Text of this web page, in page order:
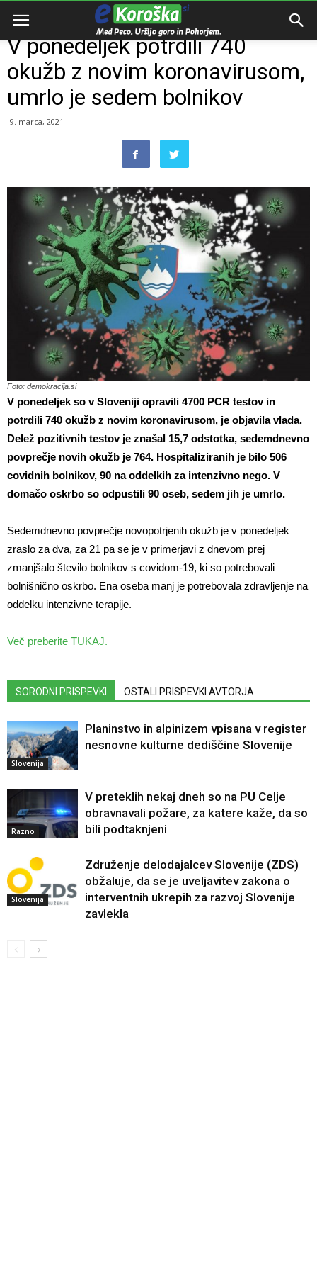
Domov
V ponedeljek potrdili 740
okužb z novim koronavirusom,
umrlo je sedem bolnikov
9. marca, 2021
Foto: demokracija.si
V ponedeljek so v Sloveniji opravili 4700 PCR testov in
potrdili 740 okužb z novim koronavirusom, je objavila vlada.
Delež pozitivnih testov je znašal 15,7 odstotka, sedemdnevno
povprečje novih okužb je 764. Hospitaliziranih je bilo 506
covidnih bolnikov, 90 na oddelkih za intenzivno nego. V
domačo oskrbo so odpustili 90 oseb, sedem jih je umrlo.
Sedemdnevno povprečje novopotrjenih okužb je v ponedeljek
zraslo za dva, za 21 pa se je v primerjavi z dnevom prej
zmanjšalo število bolnikov s covidom-19, ki so potrebovali
bolnišnično oskrbo. Ena oseba manj je potrebovala zdravljenje na
oddelku intenzivne terapije.
Več preberite TUKAJ.
SORODNI PRISPEVKI OSTALI PRISPEVKI AVTORJA
Slovenija
Planinstvo in alpinizem vpisana v register
nesnovne kulturne dediščine Slovenije
Razno
V preteklih nekaj dneh so na PU Celje
obravnavali požare, za katere kaže, da so
bili podtaknjeni
Slovenija
Združenje delodajalcev Slovenije (ZDS)
obžaluje, da se je uveljavitev zakona o
interventnih ukrepih za razvoj Slovenije
zavlekla